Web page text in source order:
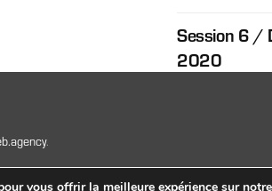
Session 6 /
2020
.
vous offrir la meilleure expérience sur